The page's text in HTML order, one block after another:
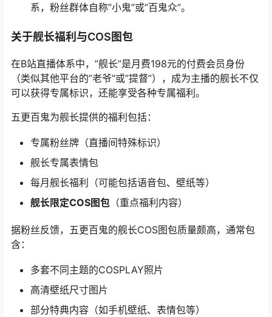
系，粉丝群体自称”小鬼”或”百鬼众”。
关于舰长福利与COS图包
在B站直播体系中，”舰长”是月费198元的付费会员身份
（类似其他平台的”老爷”或”提督”），成为主播的舰长不仅
可以获得专属标识，还能享受各种专属福利。
五更百鬼为舰长提供的福利包括：
专属粉丝牌（直播间特殊标识）
舰长专属表情包
每月舰长福利（可能包括语音包、壁纸等）
舰长限定COS图包 （重点福利内容）
据粉丝反馈，五更百鬼的舰长COS图包质量颇高，通常包
含：
多套不同主题的COSPLAY照片
高清壁纸尺寸图片
部分特典内容（如手机壁纸、表情包等）